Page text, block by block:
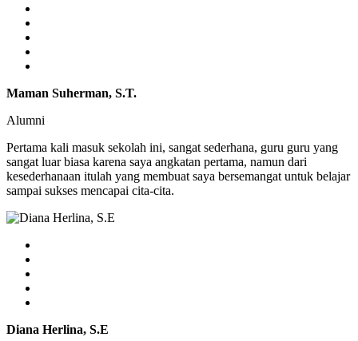
Maman Suherman, S.T.
Alumni
Pertama kali masuk sekolah ini, sangat sederhana, guru guru yang
sangat luar biasa karena saya angkatan pertama, namun dari
kesederhanaan itulah yang membuat saya bersemangat untuk belajar
sampai sukses mencapai cita-cita.
Diana Herlina, S.E